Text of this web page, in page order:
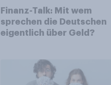
Finanz-Talk: Mit wem
sprechen die Deutschen
eigentlich über Geld?